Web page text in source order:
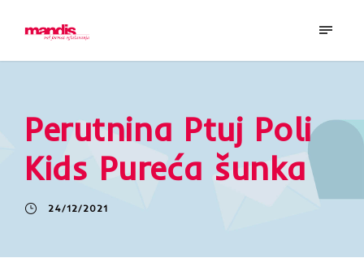
Perutnina Ptuj Poli
Kids Pureća šunka
24/12/2021